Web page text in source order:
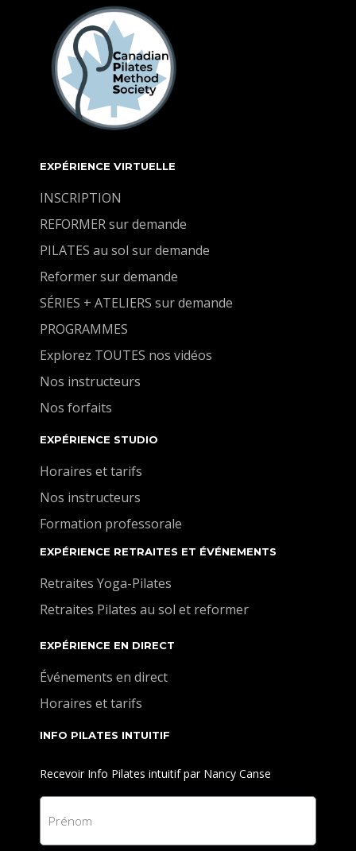
EXPÉRIENCE VIRTUELLE
INSCRIPTION
REFORMER sur demande
PILATES au sol sur demande
Reformer sur demande
SÉRIES + ATELIERS sur demande
PROGRAMMES
Explorez TOUTES nos vidéos
Nos instructeurs
Nos forfaits
EXPÉRIENCE STUDIO
Horaires et tarifs
Nos instructeurs
Formation professorale
EXPÉRIENCE RETRAITES ET ÉVÉNEMENTS
Retraites Yoga-Pilates
Retraites Pilates au sol et reformer
EXPÉRIENCE EN DIRECT
Événements en direct
Horaires et tarifs
INFO PILATES INTUITIF
Recevoir Info Pilates intuitif par Nancy Canse